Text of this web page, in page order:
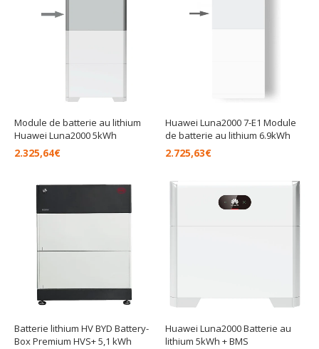
Module de batterie au lithium
Huawei Luna2000 5kWh
2.325,64€
Huawei Luna2000 7-E1 Module
de batterie au lithium 6.9kWh
2.725,63€
Batterie lithium HV BYD Battery-
Box Premium HVS+ 5,1 kWh
Huawei Luna2000 Batterie au
lithium 5kWh + BMS